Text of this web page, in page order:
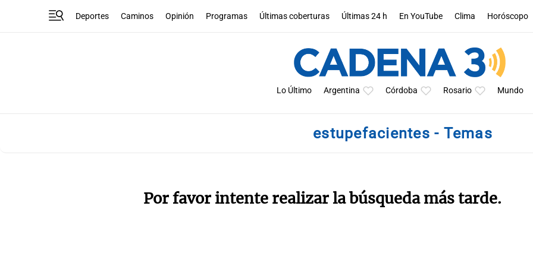
Deportes Caminos Opinión Programas Últimas coberturas Últimas 24 h En YouTube Clima Horóscopo
Lo Último Argentina Córdoba Rosario Mundo
estupefacientes - Temas
Por favor intente realizar la búsqueda más tarde.